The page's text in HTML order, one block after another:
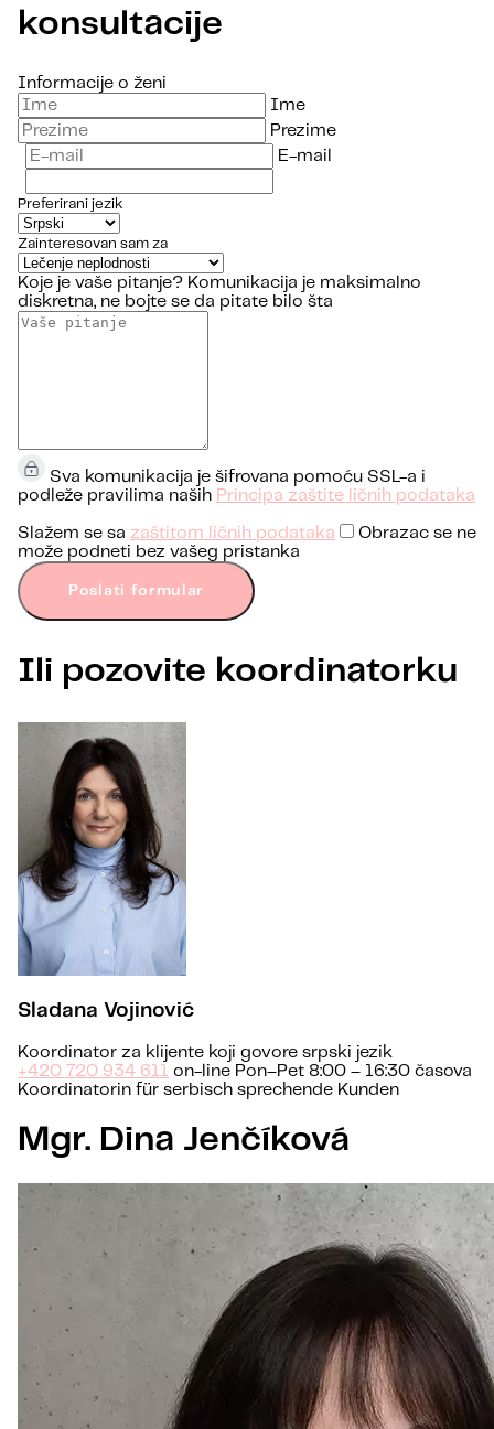
konsultacije
Informacije o ženi
Ime
Prezime
E-mail
Preferirani jezik
Zainteresovan sam za
Koje je vaše pitanje? Komunikacija je maksimalno
diskretna, ne bojte se da pitate bilo šta
Sva komunikacija je šifrovana pomoću SSL-a i
podleže pravilima naših Principa zaštite ličnih podataka
Slažem se sa zaštitom ličnih podataka
Obrazac se ne
može podneti bez vašeg pristanka
Poslati formular
Ili pozovite koordinatorku
Sladana Vojinović
Koordinator za klijente koji govore srpski jezik
+420 720 934 611 on-line Pon–Pet 8:00 – 16:30 časova
Koordinatorin für serbisch sprechende Kunden
Mgr. Dina Jenčíková